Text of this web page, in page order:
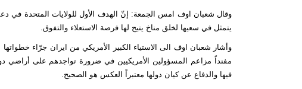
وقال شعبان اوف امس الجمعة: إنّ الهدف الأول للولايات المتحدة في
يتمثل في سعيها لخلق مناخ يتيح لها فرصة الاستعلاء والتفوق.
وأشار شعبان اوف الى الاستياء الكبير الأمريكي من ايران جرّاء خطواتها
مفنداً مزاعم المسؤولين الأمريكيين في ضرورة تواجدهم على أراضي
فيها والدفاع عن كيان دولها معتبراً العكس هو الصحيح.